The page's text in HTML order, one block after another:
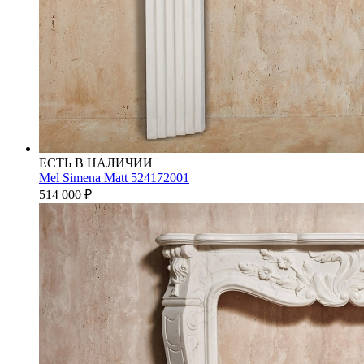
ЕСТЬ В НАЛИЧИИ
Mel Simena Matt 524172001
514 000 ₽